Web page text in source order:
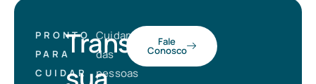
PRONTO
PARA
CUIDAR
Transforme
Cuidamos
das
pessoas
Fale
Conosco